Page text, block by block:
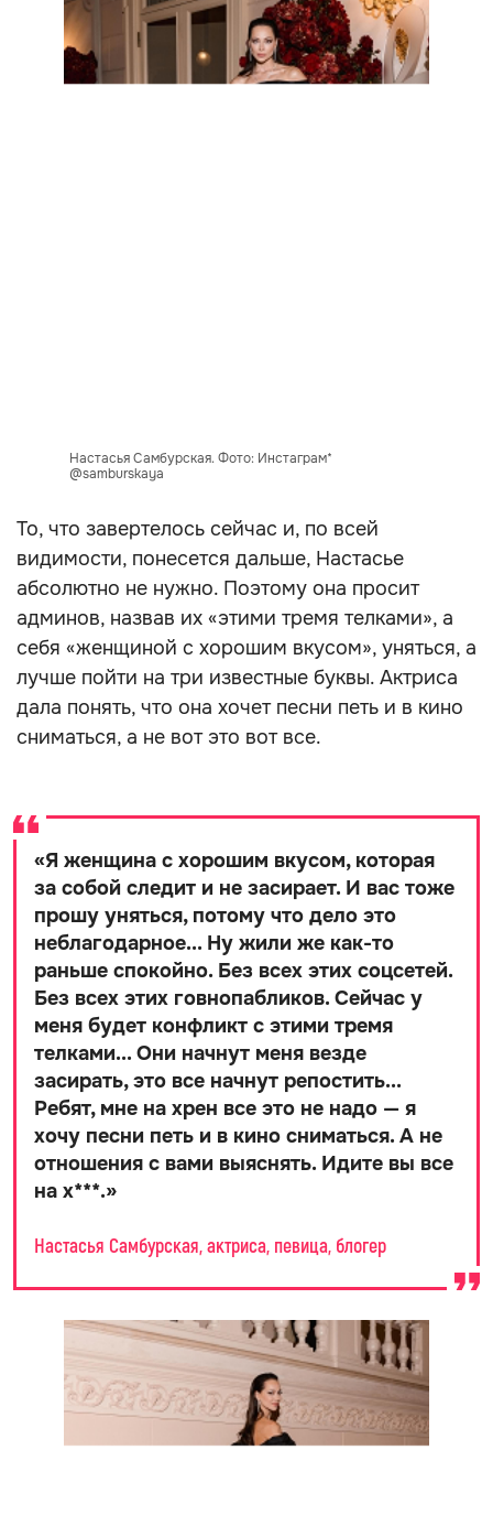
Настасья Самбурская. Фото: Инстаграм*
@samburskaya
То, что завертелось сейчас и, по всей
видимости, понесется дальше, Настасье
абсолютно не нужно. Поэтому она просит
админов, назвав их «этими тремя телками», а
себя «женщиной с хорошим вкусом», уняться, а
лучше пойти на три известные буквы. Актриса
дала понять, что она хочет песни петь и в кино
сниматься, а не вот это вот все.
«Я женщина с хорошим вкусом, которая
за собой следит и не засирает. И вас тоже
прошу уняться, потому что дело это
неблагодарное... Ну жили же как-то
раньше спокойно. Без всех этих соцсетей.
Без всех этих говнопабликов. Сейчас у
меня будет конфликт с этими тремя
телками... Они начнут меня везде
засирать, это все начнут репостить...
Ребят, мне на хрен все это не надо — я
хочу песни петь и в кино сниматься. А не
отношения с вами выяснять. Идите вы все
на х***.»
Настасья Самбурская, актриса, певица, блогер